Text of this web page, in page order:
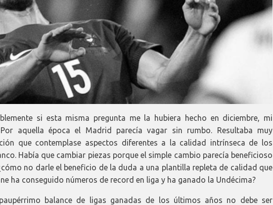
si esta misma pregunta me la hubiera hecho en diciembre, mi
aquella época el Madrid parecía vagar sin rumbo. Resultaba muy
que contemplase aspectos diferentes a la calidad intrínseca de los
Había que cambiar piezas porque el simple cambio parecía beneficioso
no darle el beneficio de la duda a una plantilla repleta de calidad que
ha conseguido números de record en liga y ha ganado la Undécima?
balance de ligas ganadas de los últimos años no debe ser